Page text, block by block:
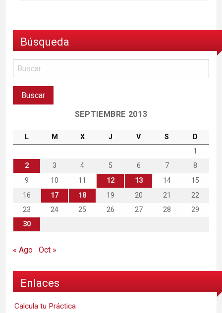
Búsqueda
SEPTIEMBRE 2013
L M X J V S
D
1
2
3 4 5 6 7
8
9
10 11 12 13 14
15
16
17 18 19 20 21
22
23
24 25 26 27 28
29
30
« Ago Oct »
Enlaces
Calcula tu Práctica